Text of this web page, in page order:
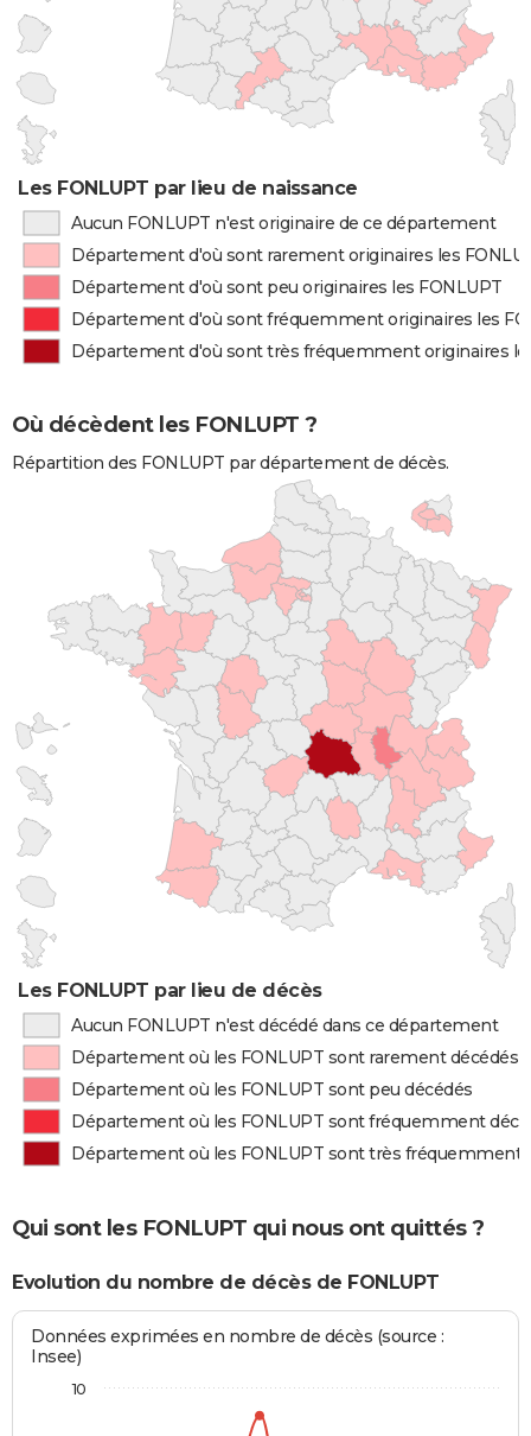
Les FONLUPT par lieu de naissance
Aucun FONLUPT n'est originaire de ce département
Département d'où sont rarement originaires les
Département d'où sont peu originaires les FONLUPT
Département d'où sont fréquemment originaires les
Département d'où sont très fréquemment originaires
Où décèdent les FONLUPT ?
Répartition des FONLUPT par département de décès.
Les FONLUPT par lieu de décès
Aucun FONLUPT n'est décédé dans ce département
Département où les FONLUPT sont rarement décédés
Département où les FONLUPT sont peu décédés
Département où les FONLUPT sont fréquemment
Département où les FONLUPT sont très fréquemment
Qui sont les FONLUPT qui nous ont quittés ?
Evolution du nombre de décès de FONLUPT
Données exprimées en nombre de décès (source :
Insee)
10